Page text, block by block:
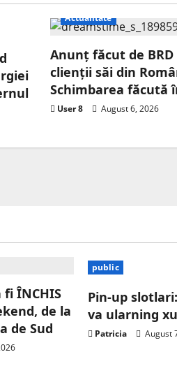
Actualitate
Anunț făcut de
clienții săi din
Schimbarea făcută
User 8 August 6, 2026
ÎNCHIS
de la
de Sud
public
Pin-up
va ularning
Patricia August